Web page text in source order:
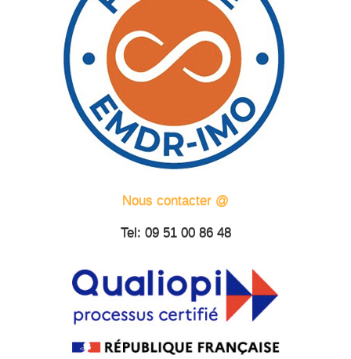
Nous contacter @
Tel: 09 51 00 86 48